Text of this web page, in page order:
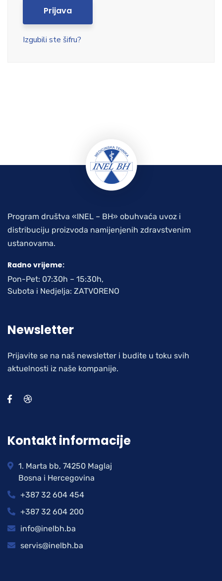
Prijava
Izgubili ste šifru?
Program društva «INEL – BH» obuhvaća uvoz i
distribuciju proizvoda namijenjenih zdravstvenim
ustanovama.
Radno vrijeme:
Pon-Pet: 07:30h – 15:30h,
Subota i Nedjelja: ZATVORENO
Newsletter
Prijavite se na naš newsletter i budite u toku svih
aktuelnosti iz naše kompanije.
Kontakt informacije
1. Marta bb, 74250 Maglaj
Bosna i Hercegovina
+387 32 604 454
+387 32 604 200
info@inelbh.ba
servis@inelbh.ba